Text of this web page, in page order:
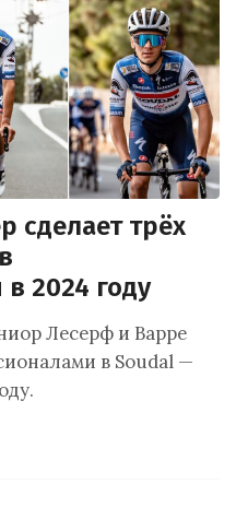
сделает трёх
2024 году
Лесерф и Варре
в Soudal —